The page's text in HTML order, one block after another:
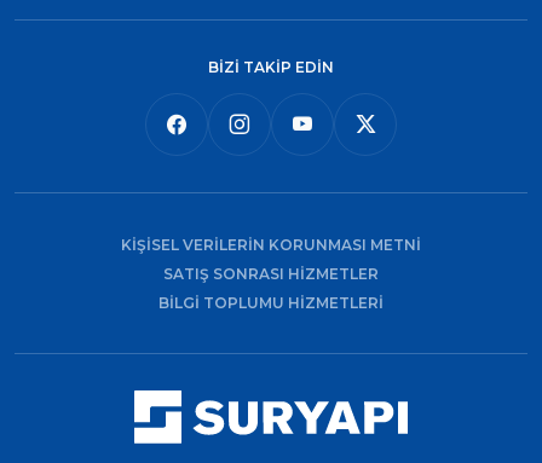
BİZİ TAKİP EDİN
KİŞİSEL VERİLERİN KORUNMASI METNİ
SATIŞ SONRASI HİZMETLER
BİLGİ TOPLUMU HİZMETLERİ